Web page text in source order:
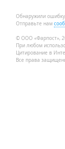
Обнаружили
Отправьте нам
© ООО «Фарпост»,
При любом
Цитирование в
Все права